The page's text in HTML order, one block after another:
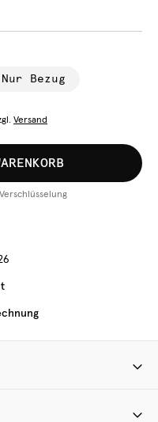
Nur Bezug
Versand